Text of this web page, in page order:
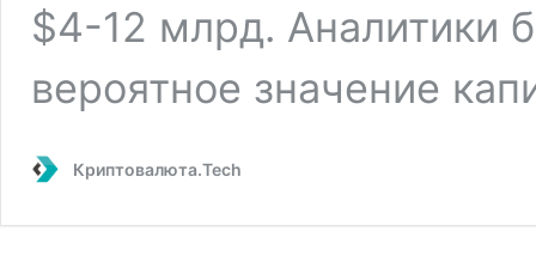
$4-12 млрд. Аналитики
вероятное значение
Криптовалюта.Tech